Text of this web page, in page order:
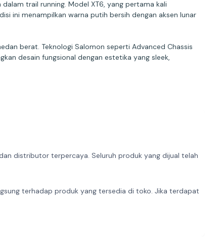
trail running. Model XT6, yang pertama kali
ini menampilkan warna putih bersih dengan aksen lunar
berat. Teknologi Salomon seperti Advanced Chassis
desain fungsional dengan estetika yang sleek,
distributor terpercaya. Seluruh produk yang dijual telah
terhadap produk yang tersedia di toko. Jika terdapat